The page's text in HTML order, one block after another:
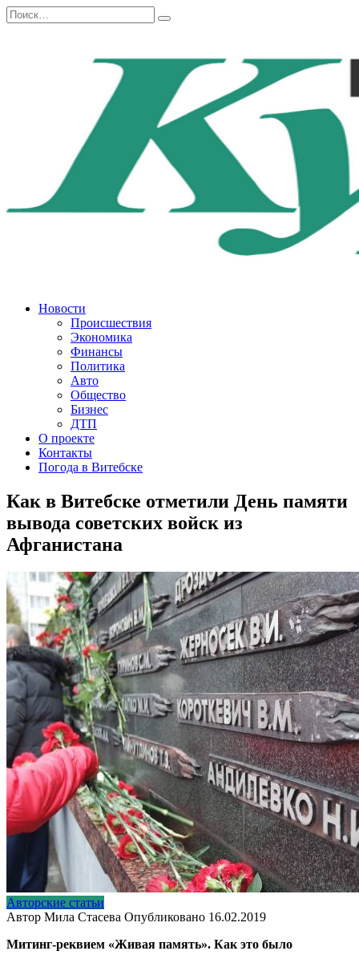
Перейти
к
Search
for:
Новости
Происшествия
Экономика
Финансы
Политика
Авто
Общество
Бизнес
ДТП
О проекте
Контакты
Погода в Витебске
Как в Витебске отметили День памяти
вывода советских войск из
Афганистана
Авторские статьи
Автор Мила Стасева Опубликовано 16.02.2019
Митинг-реквием «Живая память». Как это было